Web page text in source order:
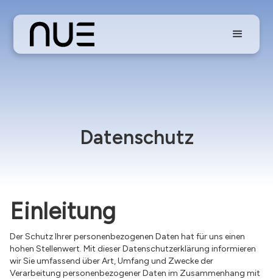
Datenschutz­
Einleitung
Der Schutz Ihrer personenbezogenen Daten hat für uns einen
hohen Stellenwert. Mit dieser Datenschutzerklärung informieren
wir Sie umfassend über Art, Umfang und Zwecke der
Verarbeitung personenbezogener Daten im Zusammenhang mit